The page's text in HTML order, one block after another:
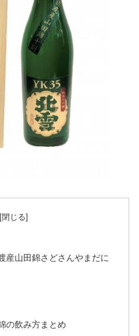
山田錦さどさんやまだに
飲み方まとめ